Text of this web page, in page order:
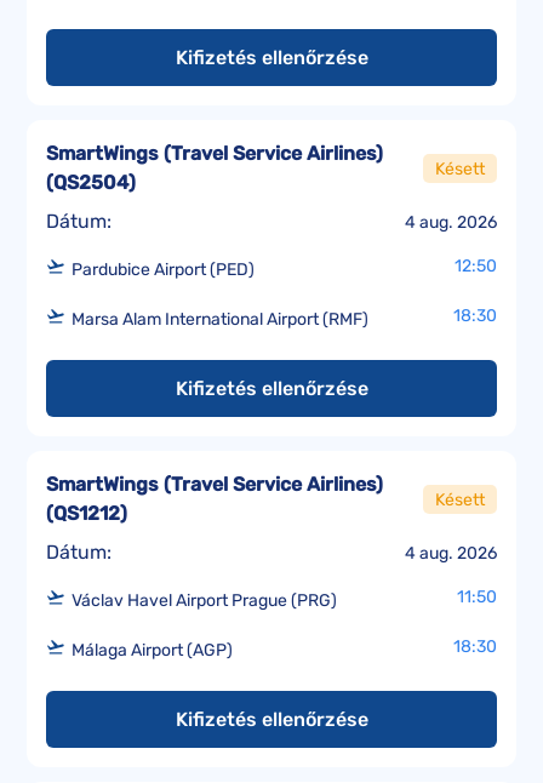
Kifizetés ellenőrzése
Dátum: 4 aug. 2026
SmartWings (Travel Service Airlines)
(QS2504)
Késett
Pardubice Airport (PED) 12:50
Marsa Alam International Airport (RMF) 18:30
Kifizetés ellenőrzése
Dátum: 4 aug. 2026
SmartWings (Travel Service Airlines)
(QS1212)
Késett
Václav Havel Airport Prague (PRG) 11:50
Málaga Airport (AGP) 18:30
Kifizetés ellenőrzése